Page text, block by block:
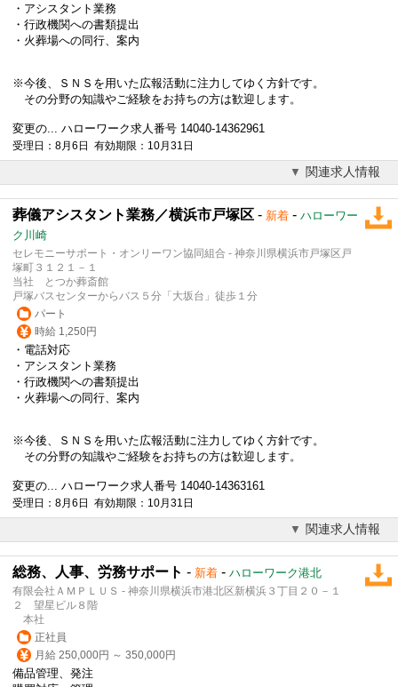
・アシスタント業務
・行政機関への書類提出
・火葬場への同行、案内
※今後、ＳＮＳを用いた広報活動に注力してゆく方針です。
その分野の知識やご経験をお持ちの方は歓迎します。
変更の... ハローワーク求人番号 14040-14362961
受理日：8月6日 有効期限：10月31日
関連求人情報
葬儀アシスタント業務／横浜市戸塚区 - 新着 - ハローワー
ク川崎
セレモニーサポート・オンリーワン協同組合 - 神奈川県横浜市戸塚区戸
塚町３１２１－１
当社 とつか葬斎館
戸塚バスセンターからバス５分「大坂台」徒歩１分
パート
時給 1,250円
・ 電話対応
・アシスタント業務
・行政機関への書類提出
・火葬場への同行、案内
※今後、ＳＮＳを用いた広報活動に注力してゆく方針です。
その分野の知識やご経験をお持ちの方は歓迎します。
変更の... ハローワーク求人番号 14040-14363161
受理日：8月6日 有効期限：10月31日
関連求人情報
総務、人事、労務サポート - 新着 - ハローワーク港北
有限会社ＡＭＰＬＵＳ - 神奈川県横浜市港北区新横浜３丁目２０－１
２ 望星ビル８階
本社
正社員
月給 250,000円 ～ 350,000円
備品管理、発注